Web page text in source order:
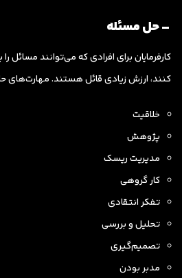
– حل مسئله
کارفرمایان برای افرادی که می‌توانند مسائل
کنند، ارزش زیادی قائل هستند. مهارت‌های
خلاقیت
پژوهش
مدیریت ریسک
کار گروهی
تفکر انتقادی
تحلیل و بررسی
تصمیم‌گیری
مدبر بودن